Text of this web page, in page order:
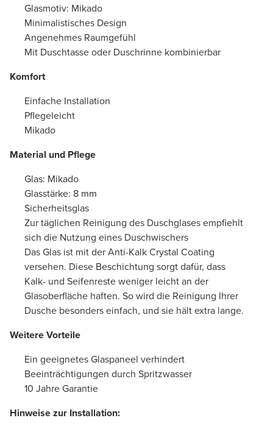
Glasmotiv: Mikado
Minimalistisches Design
Angenehmes Raumgefühl
Mit Duschtasse oder Duschrinne kombinierbar
Komfort
Einfache Installation
Pflegeleicht
Mikado
Material und Pflege
Glas: Mikado
Glasstärke: 8 mm
Sicherheitsglas
Zur täglichen Reinigung des Duschglases empfiehlt
sich die Nutzung eines Duschwischers
Das Glas ist mit der Anti-Kalk Crystal Coating
versehen. Diese Beschichtung sorgt dafür, dass
Kalk- und Seifenreste weniger leicht an der
Glasoberfläche haften. So wird die Reinigung Ihrer
Dusche besonders einfach, und sie hält extra lange.
Weitere Vorteile
Ein geeignetes Glaspaneel verhindert
Beeinträchtigungen durch Spritzwasser
10 Jahre Garantie
Hinweise zur Installation: